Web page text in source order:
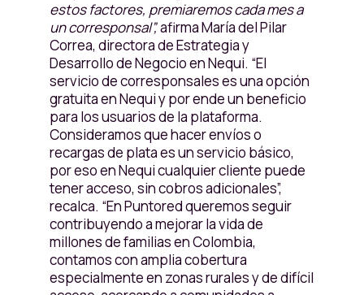
estos factores, premiaremos cada mes a
un corresponsal”,afirma María del Pilar
Correa, directora de Estrategia y
Desarrollo de Negocio en Nequi. “El
servicio de corresponsales es una opción
gratuita en Nequi y por ende un beneficio
para los usuarios de la plataforma.
Consideramos que hacer envíos o
recargas de plata es un servicio básico,
por eso en Nequi cualquier cliente puede
tener acceso, sin cobros adicionales”,
recalca. “En Puntored queremos seguir
contribuyendo a mejorar la vida de
millones de familias en Colombia,
contamos con amplia cobertura
especialmente en zonas rurales y de difícil